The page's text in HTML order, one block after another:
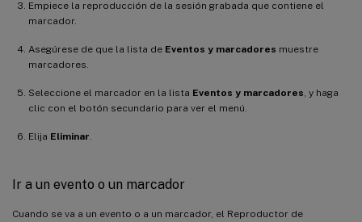
Empiece la reproducción de la sesión grabada que contiene el
marcador.
Asegúrese de que la lista de Eventos y marcadores muestre
marcadores.
Seleccione el marcador en la lista Eventos y marcadores , y haga
clic con el botón secundario para ver el menú.
Elija Eliminar
Ir a un evento o un marcador
Cuando se va a un evento o a un marcador, el Reproductor de